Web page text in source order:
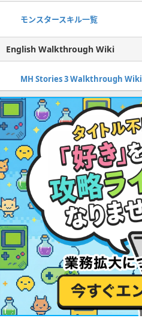
モンスタースキル一覧
English Walkthrough Wiki
MH Stories 3 Walkthrough Wiki